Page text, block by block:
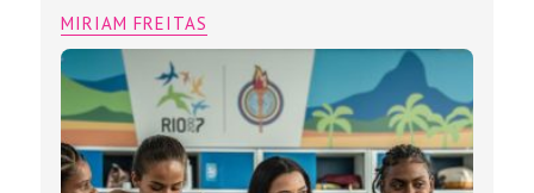
MIRIAM FREITAS